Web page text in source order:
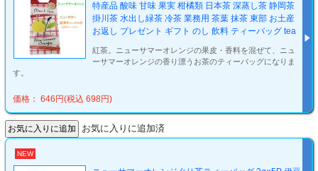
特産品 酸味 甘味 果実 柑橘類 日本茶 深蒸し茶 静岡茶
掛川茶 水出し緑茶 冷茶 業務用 茶葉 抹茶 東部 お土産
お返し プレゼント ギフト のし 飲料 ティーバッグ tea
紅茶。ニューサマーオレンジの果皮・香料を混ぜて、ニュ
ーサマーオレンジの香り漂うお茶のティーバッグになりま
す。
価格： 646円(税込 698円)
お気に入りに追加済
NEW